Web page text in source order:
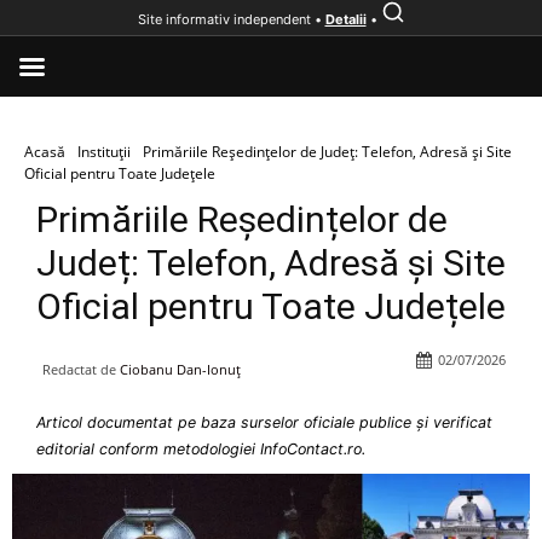
Acasă Instituții
Primăriile Reședințelor de Județ: Telefon, Adresă și Site
Oficial pentru Toate Județele
Primăriile Reședințelor de
Județ: Telefon, Adresă și Site
Oficial pentru Toate Județele
Redactat de Ciobanu Dan-Ionuț
02/07/2026
Articol documentat pe baza surselor oficiale publice și verificat
editorial conform metodologiei InfoContact.ro.
Site informativ independent • Detalii•